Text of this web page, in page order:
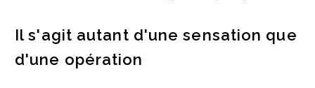
Il s'agit autant d'une sensation que
d'une opération